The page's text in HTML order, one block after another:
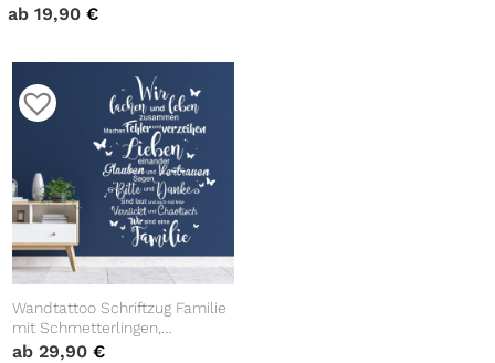
ab 19,90 €
Wandtattoo Schriftzug Familie
mit Schmetterlingen,
Dekoration, Einrichtung
ab29,90€